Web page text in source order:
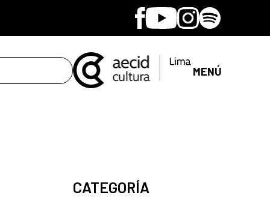
Facebook
YoutubeInstagram
Spotify
MENÚ
CATEGORÍA